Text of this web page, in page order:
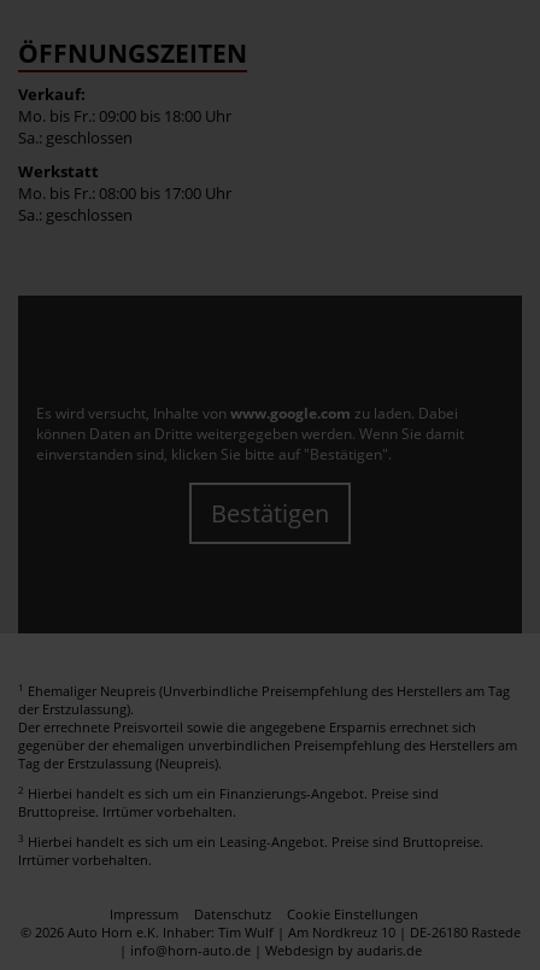
ÖFFNUNGSZEITEN
Verkauf:
Mo. bis Fr.: 09:00 bis 18:00 Uhr
Sa.: geschlossen
Werkstatt
Mo. bis Fr.: 08:00 bis 17:00 Uhr
Sa.: geschlossen
Es wird versucht, Inhalte von www.google.com zu laden. Dabei
können Daten an Dritte weitergegeben werden. Wenn Sie damit
einverstanden sind, klicken Sie bitte auf "Bestätigen".
Bestätigen
1 Ehemaliger Neupreis (Unverbindliche Preisempfehlung des Herstellers am Tag
der Erstzulassung).
Der errechnete Preisvorteil sowie die angegebene Ersparnis errechnet sich
gegenüber der ehemaligen unverbindlichen Preisempfehlung des Herstellers am
Tag der Erstzulassung (Neupreis).
2 Hierbei handelt es sich um ein Finanzierungs-Angebot. Preise sind
Bruttopreise. Irrtümer vorbehalten.
3 Hierbei handelt es sich um ein Leasing-Angebot. Preise sind Bruttopreise.
Irrtümer vorbehalten.
Impressum Datenschutz
Cookie Einstellungen
© 2026 Auto Horn e.K. Inhaber: Tim Wulf | Am Nordkreuz 10 | DE-26180 Rastede
| info@horn-auto.de | Webdesign by audaris.de